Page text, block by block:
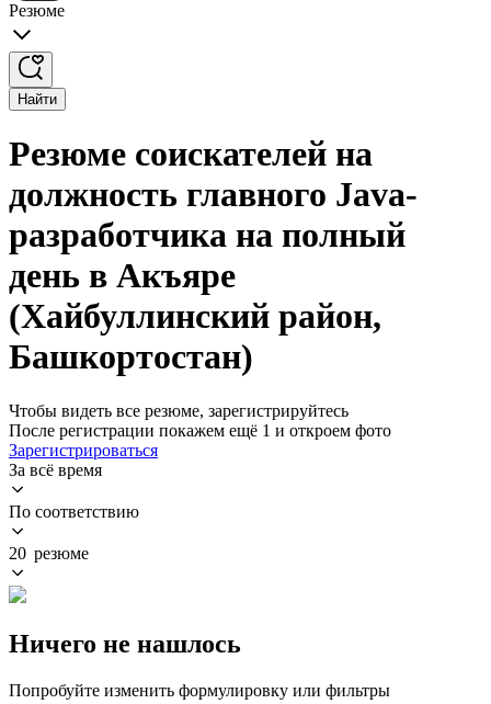
Резюме
Найти
Резюме соискателей на
должность главного Java-
разработчика на полный
день в Акъяре
(Хайбуллинский район,
Башкортостан)
Чтобы видеть все резюме, зарегистрируйтесь
После регистрации покажем ещё 1 и откроем фото
Зарегистрироваться
За всё время
По соответствию
20 резюме
Ничего не нашлось
Попробуйте изменить формулировку или фильтры